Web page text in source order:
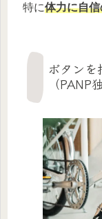
特に体力に自
ボタンを
（PANP